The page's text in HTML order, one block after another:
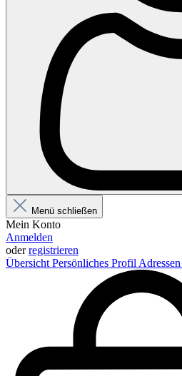
Menü schließen
Mein Konto
Anmelden
oderregistrieren
Übersicht Persönliches Profil Adressen